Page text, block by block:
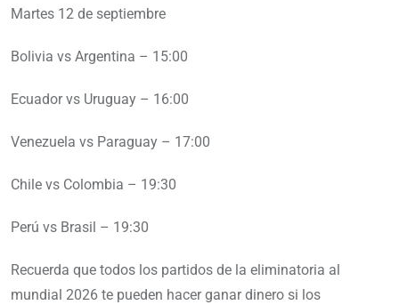
Martes 12 de septiembre
Bolivia vs Argentina – 15:00
Ecuador vs Uruguay – 16:00
Venezuela vs Paraguay – 17:00
Chile vs Colombia – 19:30
Perú vs Brasil – 19:30
Recuerda que todos los partidos de la eliminatoria al
mundial 2026 te pueden hacer ganar dinero si los